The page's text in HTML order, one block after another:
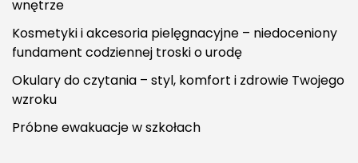
wnętrze
Kosmetyki i akcesoria pielęgnacyjne – niedoceniony
fundament codziennej troski o urodę
Okulary do czytania – styl, komfort i zdrowie Twojego
wzroku
Próbne ewakuacje w szkołach